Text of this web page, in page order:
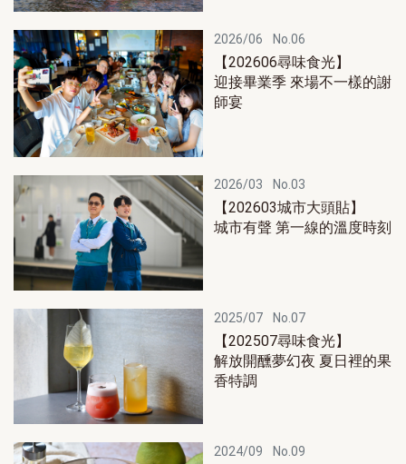
2026/06 No.06
【202606尋味食光】
迎接畢業季 來場不一樣的謝
師宴
2026/03 No.03
【202603城市大頭貼】
城市有聲 第一線的溫度時刻
2025/07 No.07
【202507尋味食光】
解放開醺夢幻夜 夏日裡的果
香特調
2024/09 No.09